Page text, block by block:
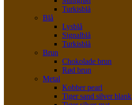
Turkisblå
Blå
Lysblå
Signalblå
Turkisblå
Brun
Chokolade brun
Rød brun
Metal
Kobber pearl
Tiger sand silver blank